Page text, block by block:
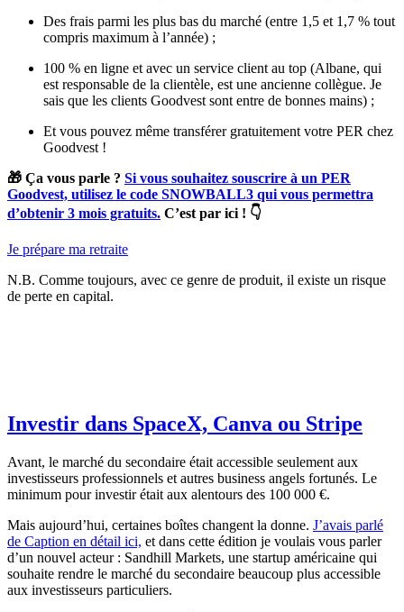
Des frais parmi les plus bas du marché (entre 1,5 et 1,7 % tout
compris maximum à l’année) ;
100 % en ligne et avec un service client au top (Albane, qui
est responsable de la clientèle, est une ancienne collègue. Je
sais que les clients Goodvest sont entre de bonnes mains) ;
Et vous pouvez même transférer gratuitement votre PER chez
Goodvest !
🎁 Ça vous parle ? Si vous souhaitez souscrire à un PER
Goodvest, utilisez le code SNOWBALL3 qui vous permettra
d’obtenir 3 mois gratuits. C’est par ici ! 👇
Je prépare ma retraite
N.B. Comme toujours, avec ce genre de produit, il existe un risque
de perte en capital.
Investir dans SpaceX, Canva ou Stripe
Avant, le marché du secondaire était accessible seulement aux
investisseurs professionnels et autres business angels fortunés. Le
minimum pour investir était aux alentours des 100 000 €.
Mais aujourd’hui, certaines boîtes changent la donne. J’avais parlé
de Caption en détail ici, et dans cette édition je voulais vous parler
d’un nouvel acteur : Sandhill Markets, une startup américaine qui
souhaite rendre le marché du secondaire beaucoup plus accessible
aux investisseurs particuliers.